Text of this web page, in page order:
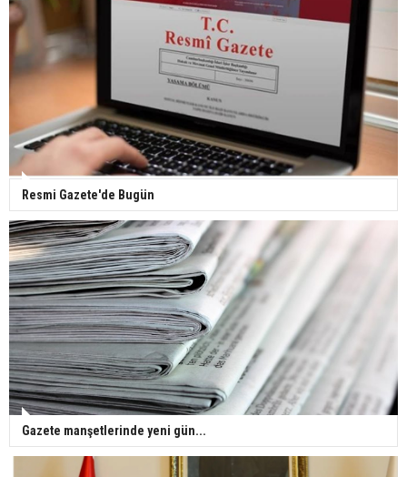
Yerli turist 229,7 milyar lira seyahat harcaması
yaptı
Gazze'deki Sağlık Bakanlığı duyurdu: Vahşetin
pençesinde 2 salgın vaka tespit edildi
Resmi Gazete'de Bugün
Gazete manşetlerinde yeni gün...